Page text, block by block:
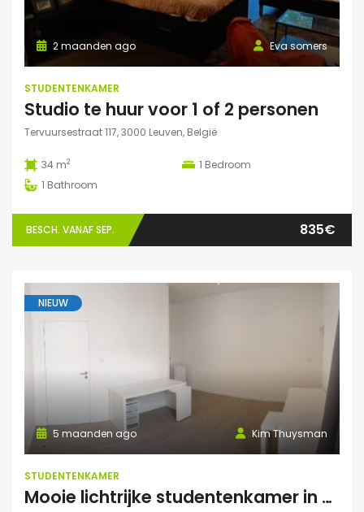
Eva somers
2 maanden ago
STUDENTENKAMER
Studio te huur voor 1 of 2 personen
Tervuursestraat 117, 3000 Leuven, België
34 m2 1 Bedroom
1 Bathroom
BESCH. VANAF SEP. 835€
NIEUW
Kim Thuysman
5 maanden ago
STUDENTENKAMER
Mooie lichtrijke studentenkamer in hartje Mechelen! (46m2, 2 pers mogelijk)